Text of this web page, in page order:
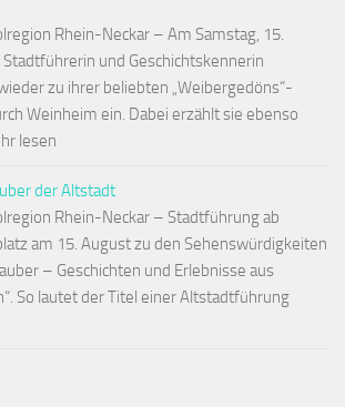
Rhein-Neckar – Am Samstag, 15.
und Geschichtskennerin
zu ihrer beliebten „Weibergedöns“-
Weinheim ein. Dabei erzählt sie ebenso
lesen
der Altstadt
Rhein-Neckar – Stadtführung ab
am 15. August zu den Sehenswürdigkeiten
– Geschichten und Erlebnisse aus
So lautet der Titel einer Altstadtführung